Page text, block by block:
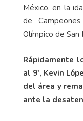
México, en la
de
Olímpico de San
Rápidamente
al 9', Kevin
del área y
ante la